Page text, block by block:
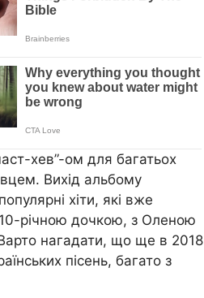
хев”-ом для багатьох
Вихід альбому
хіти, які вже
10-річною дочкою, з Оленою
нагадати, що ще в 2018
пісень, багато з